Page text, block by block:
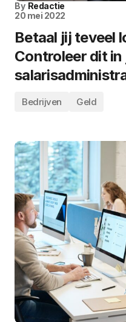
By Redactie
20 mei 2022
Betaal jij teveel
Controleer dit in
Bedrijven Geld